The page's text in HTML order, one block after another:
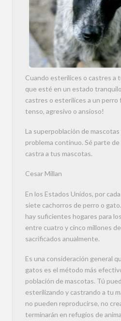
Cuando esterilices o castres a
que esté en un estado
castres o esterilices a un perro
tenso, agresivo o ansioso!
La superpoblación de
problema continuo. Sé parte
castra a tus mascotas.
Cesar Millan
En los Estados Unidos, por
siete cachorros de perro o
hay suficientes hogares para
entre cuatro y cinco millones
sacrificados anualmente.
Es una consideración general
gatos es el método más
población de mascotas. Tú
esterilizando y castrando a tu
no pueden reproducirse, no
terminarán en refugios de